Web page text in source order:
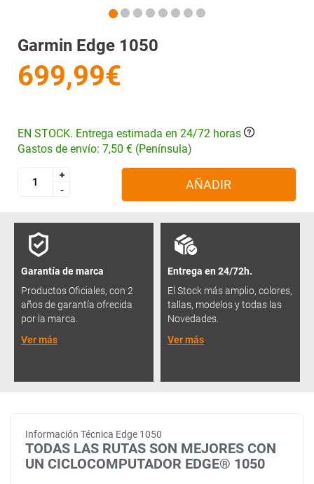
Garmin Edge 1050
699,99€
EN STOCK. Entrega estimada en 24/72 horas
Gastos de envío: 7,50 € (Península)
+
-
+
-
AÑADIR
Garantía de marca
Productos Oficiales, con 2
años de garantía ofrecida
por la marca.
Ver más
Entrega en 24/72h.
El Stock más amplio, colores,
tallas, modelos y todas las
Novedades.
Ver más
Información Técnica Edge 1050
TODAS LAS RUTAS SON MEJORES CON
UN CICLOCOMPUTADOR EDGE® 1050